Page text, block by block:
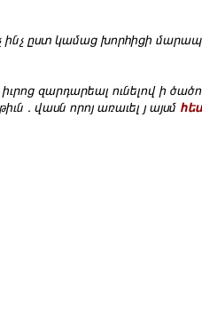
ինչ ըստ կամաց խորհիցի
զարդարեալ ունելով ի
. վասն որոյ առաւել յ այսմ